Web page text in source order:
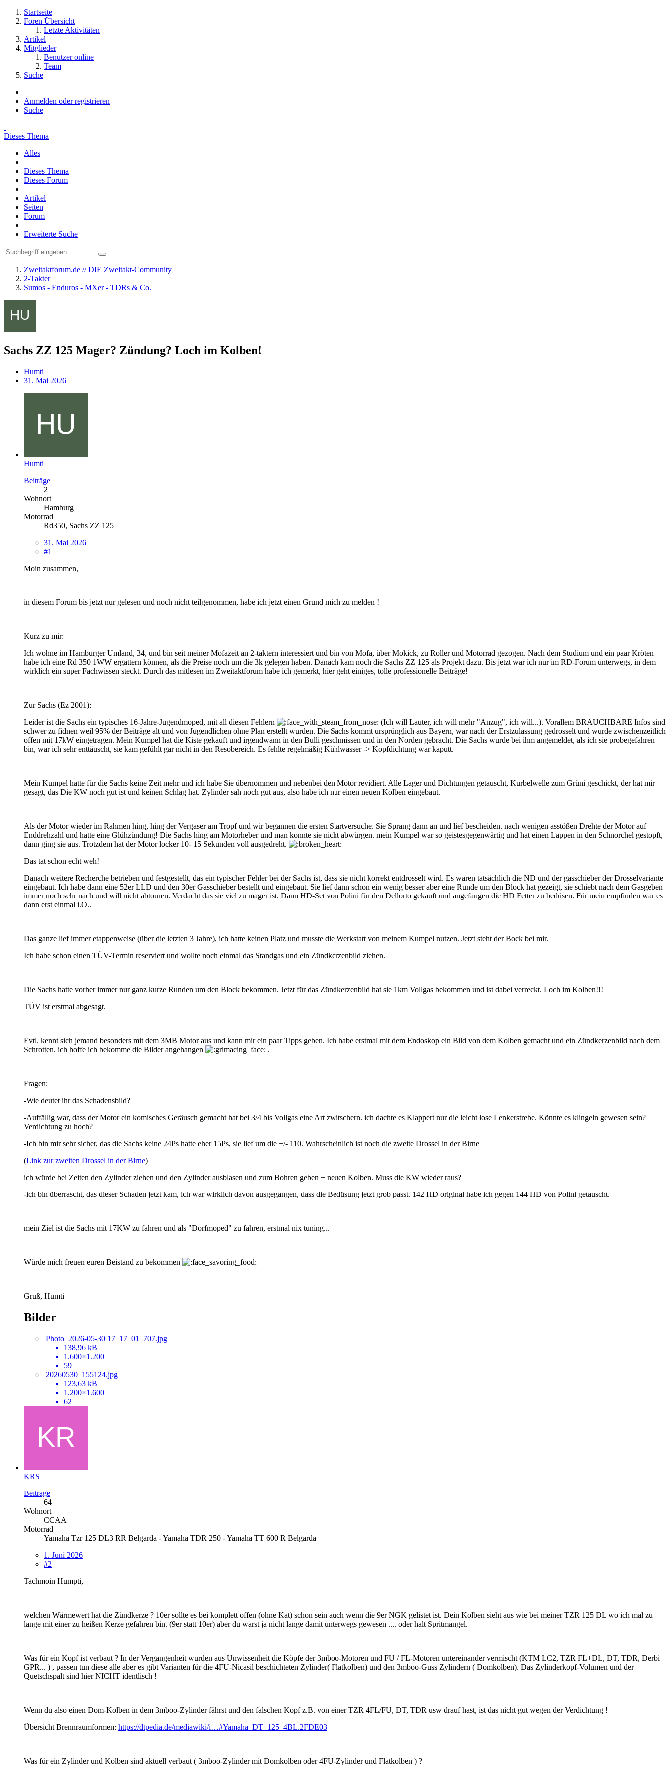
Startseite
Foren Übersicht
Letzte Aktivitäten
Artikel
Mitglieder
Benutzer online
Team
Suche
Anmelden oder registrieren
Suche
Dieses Thema
Alles
Dieses Thema
Dieses Forum
Artikel
Seiten
Forum
Erweiterte Suche
Zweitaktforum.de // DIE Zweitakt-Community
2-Takter
Sumos - Enduros - MXer - TDRs & Co.
Sachs ZZ 125 Mager? Zündung? Loch im Kolben!
Humti
31. Mai 2026
Humti
Beiträge
2
Wohnort
Hamburg
Motorrad
Rd350, Sachs ZZ 125
31. Mai 2026
#1
Moin zusammen,
in diesem Forum bis jetzt nur gelesen und noch nicht teilgenommen, habe ich jetzt einen Grund mich zu melden !
Kurz zu mir:
Ich wohne im Hamburger Umland, 34, und bin seit meiner Mofazeit an 2-taktern interessiert und bin von Mofa, über Mokick, zu Roller und Motorrad gezogen. Nach dem Studium und ein paar Kröten
habe ich eine Rd 350 1WW ergattern können, als die Preise noch um die 3k gelegen haben. Danach kam noch die Sachs ZZ 125 als Projekt dazu. Bis jetzt war ich nur im RD-Forum unterwegs, in dem
wirklich ein super Fachwissen steckt. Durch das mitlesen im Zweitaktforum habe ich gemerkt, hier geht einiges, tolle professionelle Beiträge!
Zur Sachs (Ez 2001):
Leider ist die Sachs ein typisches 16-Jahre-Jugendmoped, mit all diesen Fehlern
(Ich will Lauter, ich will mehr "Anzug", ich will...). Vorallem BRAUCHBARE Infos sind
schwer zu fidnen weil 95% der Beiträge alt und von Jugendlichen ohne Plan erstellt wurden. Die Sachs kommt ursprünglich aus Bayern, war nach der Erstzulassung gedrosselt und wurde zwischenzeitlich
offen mit 17kW eingetragen. Mein Kumpel hat die Kiste gekauft und irgendwann in den Bulli geschmissen und in den Norden gebracht. Die Sachs wurde bei ihm angemeldet, als ich sie probegefahren
bin, war ich sehr enttäuscht, sie kam gefühlt gar nicht in den Resobereich. Es fehlte regelmäßig Kühlwasser -> Kopfdichtung war kaputt.
Mein Kumpel hatte für die Sachs keine Zeit mehr und ich habe Sie übernommen und nebenbei den Motor revidiert. Alle Lager und Dichtungen getauscht, Kurbelwelle zum Grüni geschickt, der hat mir
gesagt, das Die KW noch gut ist und keinen Schlag hat. Zylinder sah noch gut aus, also habe ich nur einen neuen Kolben eingebaut.
Als der Motor wieder im Rahmen hing, hing der Vergaser am Tropf und wir begannen die ersten Startversuche. Sie Sprang dann an und lief bescheiden. nach wenigen asstößen Drehte der Motor auf
Enddrehzahl und hatte eine Glühzündung! Die Sachs hing am Motorheber und man konnte sie nicht abwürgen. mein Kumpel war so geistesgegenwärtig und hat einen Lappen in den Schnorchel gestopft,
dann ging sie aus. Trotzdem hat der Motor locker 10- 15 Sekunden voll ausgedreht.
Das tat schon echt weh!
Danach weitere Recherche betrieben und festgestellt, das ein typischer Fehler bei der Sachs ist, dass sie nicht korrekt entdrosselt wird. Es waren tatsächlich die ND und der gasschieber der Drosselvariante
eingebaut. Ich habe dann eine 52er LLD und den 30er Gasschieber bestellt und eingebaut. Sie lief dann schon ein wenig besser aber eine Runde um den Block hat gezeigt, sie schiebt nach dem Gasgeben
immer noch sehr nach und will nicht abtouren. Verdacht das sie viel zu mager ist. Dann HD-Set von Polini für den Dellorto gekauft und angefangen die HD Fetter zu bedüsen. Für mein empfinden war es
dann erst einmal i.O..
Das ganze lief immer etappenweise (über die letzten 3 Jahre), ich hatte keinen Platz und musste die Werkstatt von meinem Kumpel nutzen. Jetzt steht der Bock bei mir.
Ich habe schon einen TÜV-Termin reserviert und wollte noch einmal das Standgas und ein Zündkerzenbild ziehen.
Die Sachs hatte vorher immer nur ganz kurze Runden um den Block bekommen. Jetzt für das Zündkerzenbild hat sie 1km Vollgas bekommen und ist dabei verreckt. Loch im Kolben!!!
TÜV ist erstmal abgesagt.
Evtl. kennt sich jemand besonders mit dem 3MB Motor aus und kann mir ein paar Tipps geben. Ich habe erstmal mit dem Endoskop ein Bild von dem Kolben gemacht und ein Zündkerzenbild nach dem
Schrotten. ich hoffe ich bekomme die Bilder angehangen
.
Fragen:
-Wie deutet ihr das Schadensbild?
-Auffällig war, dass der Motor ein komisches Geräusch gemacht hat bei 3/4 bis Vollgas eine Art zwitschern. ich dachte es Klappert nur die leicht lose Lenkerstrebe. Könnte es klingeln gewesen sein?
Verdichtung zu hoch?
-Ich bin mir sehr sicher, das die Sachs keine 24Ps hatte eher 15Ps, sie lief um die +/- 110. Wahrscheinlich ist noch die zweite Drossel in der Birne
(Link zur zweiten Drossel in der Birne)
ich würde bei Zeiten den Zylinder ziehen und den Zylinder ausblasen und zum Bohren geben + neuen Kolben. Muss die KW wieder raus?
-ich bin überrascht, das dieser Schaden jetzt kam, ich war wirklich davon ausgegangen, dass die Bedüsung jetzt grob passt. 142 HD original habe ich gegen 144 HD von Polini getauscht.
mein Ziel ist die Sachs mit 17KW zu fahren und als "Dorfmoped" zu fahren, erstmal nix tuning...
Würde mich freuen euren Beistand zu bekommen
Gruß, Humti
Bilder
Photo_2026-05-30 17_17_01_707.jpg
138,96 kB
1.600×1.200
59
20260530_155124.jpg
123,63 kB
1.200×1.600
62
KRS
Beiträge
64
Wohnort
CCAA
Motorrad
Yamaha Tzr 125 DL3 RR Belgarda - Yamaha TDR 250 - Yamaha TT 600 R Belgarda
1. Juni 2026
#2
Tachmoin Humpti,
welchen Wärmewert hat die Zündkerze ? 10er sollte es bei komplett offen (ohne Kat) schon sein auch wenn die 9er NGK gelistet ist. Dein Kolben sieht aus wie bei meiner TZR 125 DL wo ich mal zu
lange mit einer zu heißen Kerze gefahren bin. (9er statt 10er) aber du warst ja nicht lange damit unterwegs gewesen .... oder halt Spritmangel.
Was für ein Kopf ist verbaut ? In der Vergangenheit wurden aus Unwissenheit die Köpfe der 3mboo-Motoren und FU / FL-Motoren untereinander vermischt (KTM LC2, TZR FL+DL, DT, TDR, Derbi
GPR... ) , passen tun diese alle aber es gibt Varianten für die 4FU-Nicasil beschichteten Zylinder( Flatkolben) und den 3mboo-Guss Zylindern ( Domkolben). Das Zylinderkopf-Volumen und der
Quetschspalt sind hier NICHT identlisch !
Wenn du also einen Dom-Kolben in dem 3mboo-Zylinder fährst und den falschen Kopf z.B. von einer TZR 4FL/FU, DT, TDR usw drauf hast, ist das nicht gut wegen der Verdichtung !
Übersicht Brennraumformen: https://dtpedia.de/mediawiki/i…#Yamaha_DT_125_4BL.2FDE03
Was für ein Zylinder und Kolben sind aktuell verbaut ( 3mboo-Zylinder mit Domkolben oder 4FU-Zylinder und Flatkolben ) ?